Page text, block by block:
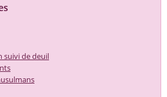
suivi de deuil